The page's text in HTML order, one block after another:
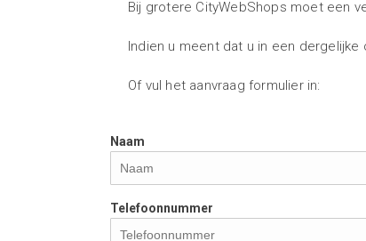
Bij grotere CityWebShops moet een
Indien u meent dat u in een
Of vul het aanvraag formulier in:
Naam
Telefoonnummer